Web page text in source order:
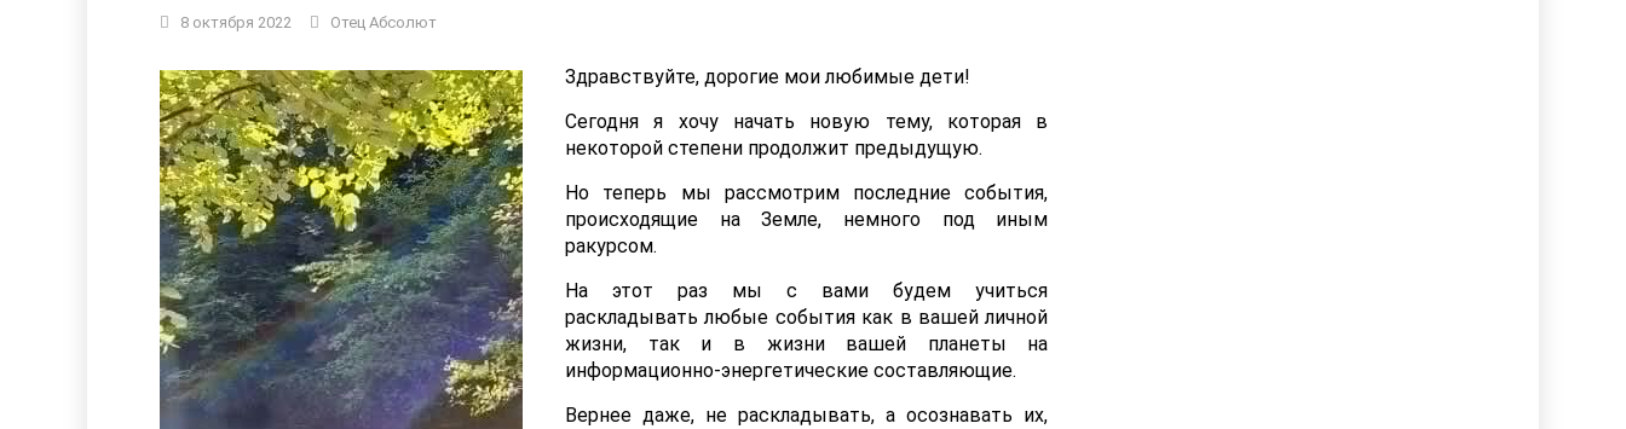
8 октября 2022 Отец Абсолют
Здравствуйте, дорогие мои любимые дети!
Сегодня я хочу начать новую тему, которая в
некоторой степени продолжит предыдущую.
Но теперь мы рассмотрим последние события,
происходящие на Земле, немного под иным
ракурсом.
На этот раз мы с вами будем учиться
раскладывать любые события как в вашей личной
жизни, так и в жизни вашей планеты на
информационно-энергетические составляющие.
Вернее даже, не раскладывать, а осознавать их,